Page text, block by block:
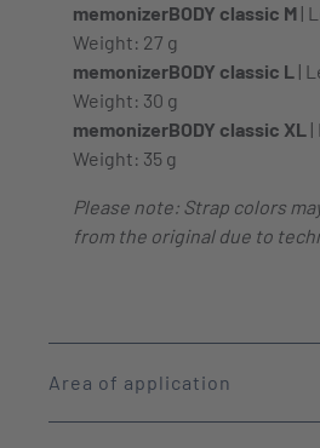
memonizerBODY classic M |
Weight: 27 g
memonizerBODY classic L |
Weight: 30 g
memonizerBODY classic XL |
Weight: 35 g
Please note: Strap colors
from the original due to
Area of application